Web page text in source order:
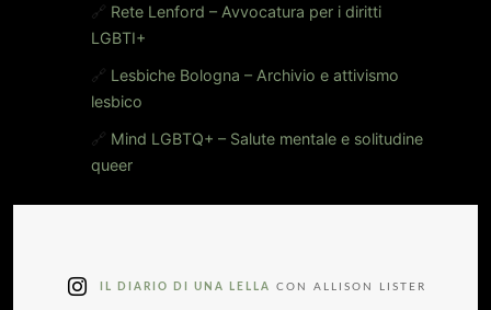
🔗 Rete Lenford – Avvocatura per i diritti
LGBTI+
🔗 Lesbiche Bologna – Archivio e attivismo
lesbico
🔗 Mind LGBTQ+ – Salute mentale e solitudine
queer
IL DIARIO DI UNA LELLA CON ALLISON LISTER